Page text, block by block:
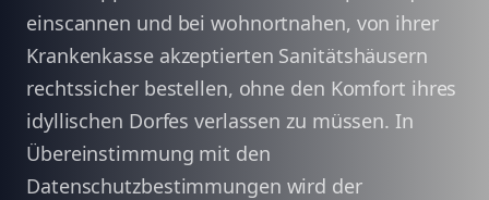
einscannen und bei wohnortnahen, von ihrer
Krankenkasse akzeptierten Sanitätshäusern
rechtssicher bestellen, ohne den Komfort ihres
idyllischen Dorfes verlassen zu müssen. In
Übereinstimmung mit den
Datenschutzbestimmungen wird der